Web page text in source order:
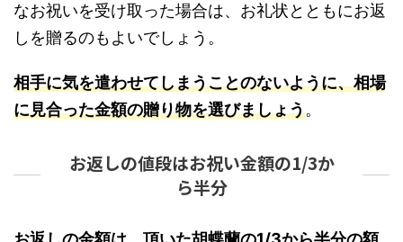
なお祝いを受け取った場合は、お礼状とともにお返
しを贈るのもよいでしょう。
相手に気を遣わせてしまうことのないように、相場
に見合った金額の贈り物を選びましょう。
お返しの値段はお祝い金額の1/3か
ら半分